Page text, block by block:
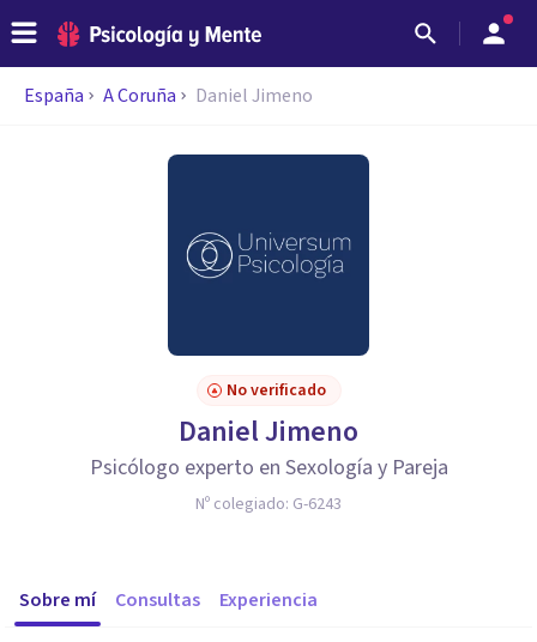
España A Coruña Daniel Jimeno
No verificado
Daniel Jimeno
Psicólogo experto en Sexología y Pareja
Nº colegiado: G-6243
Sobre mí Consultas Experiencia